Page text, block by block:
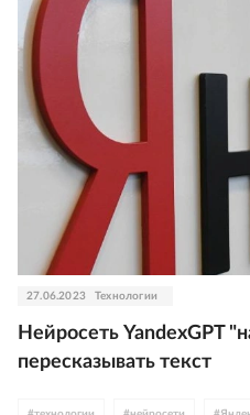
27.06.2023 Технологии
Нейросеть YandexGPT
пересказывать текст